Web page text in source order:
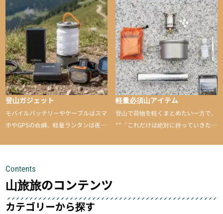
山に持ち込むと快適性や安心感をグッ
と引き上げてくれる――そんな意外性
のあるアイテムを紹介
登山ガジェット
モバイルバッテリーやケーブルはスマ
ホやGPSの命綱、軽量ランタンは夜間
して安全にしてくれます
軽量必須山アイテム
登山で荷物を軽くまとめたい一方で、
**「これだけは絶対に持っていきた
Contents
山旅旅のコンテンツ
カテゴリーから探す